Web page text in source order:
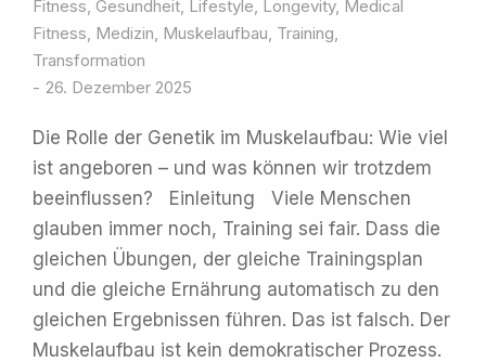
Fitness, Gesundheit, Lifestyle, Longevity, Medical
Fitness, Medizin, Muskelaufbau, Training,
Transformation
26. Dezember 2025
Die Rolle der Genetik im Muskelaufbau: Wie viel
ist angeboren – und was können wir trotzdem
beeinflussen? Einleitung Viele Menschen
glauben immer noch, Training sei fair. Dass die
gleichen Übungen, der gleiche Trainingsplan
und die gleiche Ernährung automatisch zu den
gleichen Ergebnissen führen. Das ist falsch. Der
Muskelaufbau ist kein demokratischer Prozess.